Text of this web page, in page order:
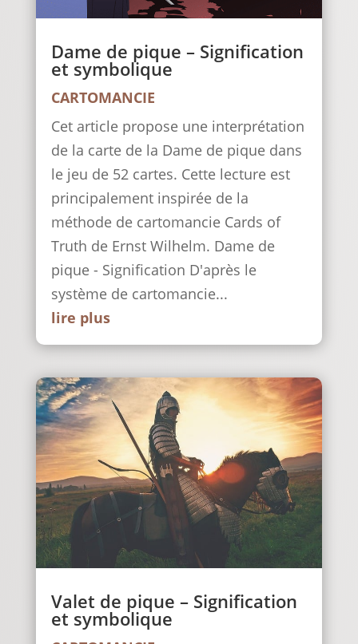
Dame de pique – Signification
et symbolique
CARTOMANCIE
Cet article propose une interprétation
de la carte de la Dame de pique dans
le jeu de 52 cartes. Cette lecture est
principalement inspirée de la
méthode de cartomancie Cards of
Truth de Ernst Wilhelm. Dame de
pique - Signification D'après le
système de cartomancie...
lire plus
Valet de pique – Signification
et symbolique